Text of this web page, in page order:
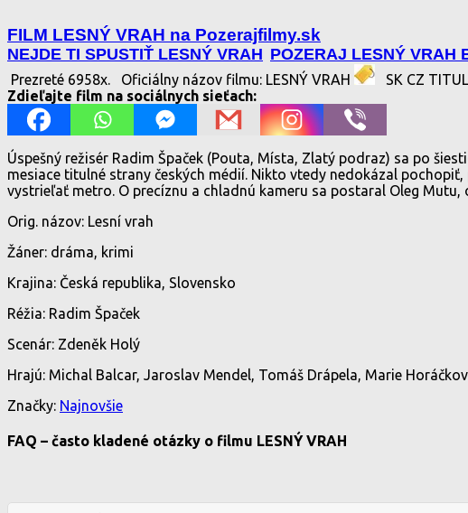
FILM LESNÝ VRAH na Pozerajfilmy.sk
NEJDE TI SPUSTIŤ LESNÝ VRAH POZERAJ LESNÝ VRAH
Prezreté 6958x. Oficiálny názov filmu: LESNÝ VRAH
SK CZ
Zdieľajte film na sociálnych sieťach:
Úspešný režisér Radim Špaček (Pouta, Místa, Zlatý podraz) sa po
mesiace titulné strany českých médií. Nikto vtedy nedokázal
vystrieľať metro. O precíznu a chladnú kameru sa postaral Oleg
Orig. názov: Lesní vrah
Žáner: dráma, krimi
Krajina: Česká republika, Slovensko
Réžia: Radim Špaček
Scenár: Zdeněk Holý
Hrajú: Michal Balcar, Jaroslav Mendel, Tomáš Drápela, Marie
Značky: Najnovšie
FAQ – často kladené otázky o filmu LESNÝ VRAH